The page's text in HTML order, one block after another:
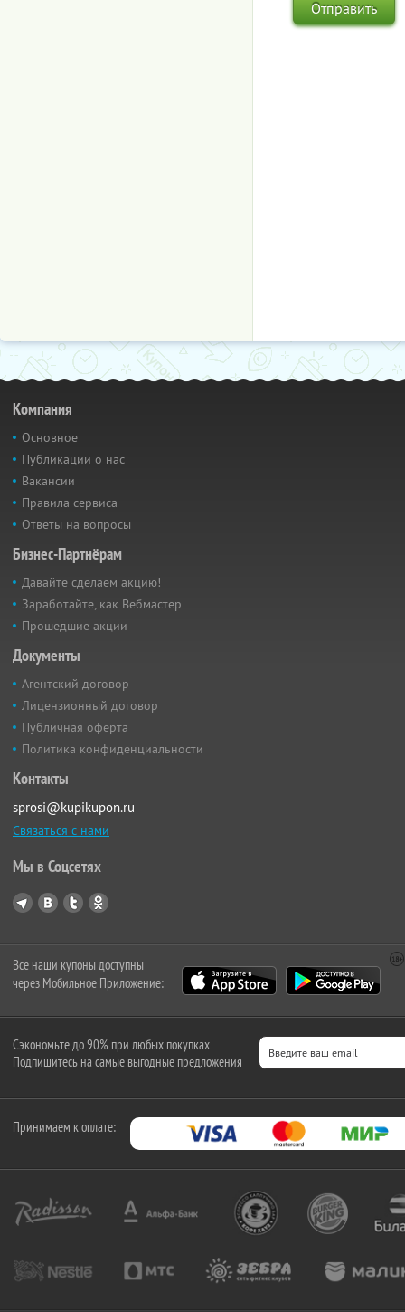
Компания
Основное
Публикации о нас
Вакансии
Правила сервиса
Ответы на вопросы
Бизнес-Партнёрам
Давайте сделаем акцию!
Заработайте, как Вебмастер
Прошедшие акции
Документы
Агентский договор
Лицензионный договор
Публичная оферта
Политика конфиденциальности
Контакты
sprosi@kupikupon.ru
Связаться с нами
Мы в Соцсетях
Все наши купоны доступны
через Мобильное Приложение:
Сэкономьте до 90% при любых покупках
Подпишитесь на самые выгодные предложения
Принимаем к оплате: